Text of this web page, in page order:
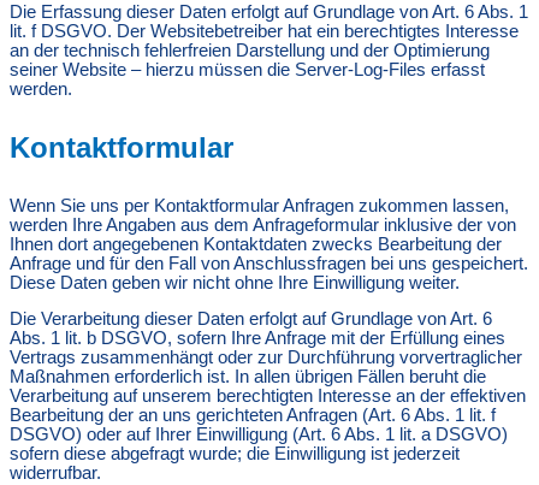
Die Erfassung dieser Daten erfolgt auf Grundlage von Art. 6 Abs. 1
lit. f DSGVO. Der Websitebetreiber hat ein berechtigtes Interesse
an der technisch fehlerfreien Darstellung und der Optimierung
seiner Website – hierzu müssen die Server-Log-Files erfasst
werden.
Kontaktformular
Wenn Sie uns per Kontaktformular Anfragen zukommen lassen,
werden Ihre Angaben aus dem Anfrageformular inklusive der von
Ihnen dort angegebenen Kontaktdaten zwecks Bearbeitung der
Anfrage und für den Fall von Anschlussfragen bei uns gespeichert.
Diese Daten geben wir nicht ohne Ihre Einwilligung weiter.
Die Verarbeitung dieser Daten erfolgt auf Grundlage von Art. 6
Abs. 1 lit. b DSGVO, sofern Ihre Anfrage mit der Erfüllung eines
Vertrags zusammenhängt oder zur Durchführung vorvertraglicher
Maßnahmen erforderlich ist. In allen übrigen Fällen beruht die
Verarbeitung auf unserem berechtigten Interesse an der effektiven
Bearbeitung der an uns gerichteten Anfragen (Art. 6 Abs. 1 lit. f
DSGVO) oder auf Ihrer Einwilligung (Art. 6 Abs. 1 lit. a DSGVO)
sofern diese abgefragt wurde; die Einwilligung ist jederzeit
widerrufbar.